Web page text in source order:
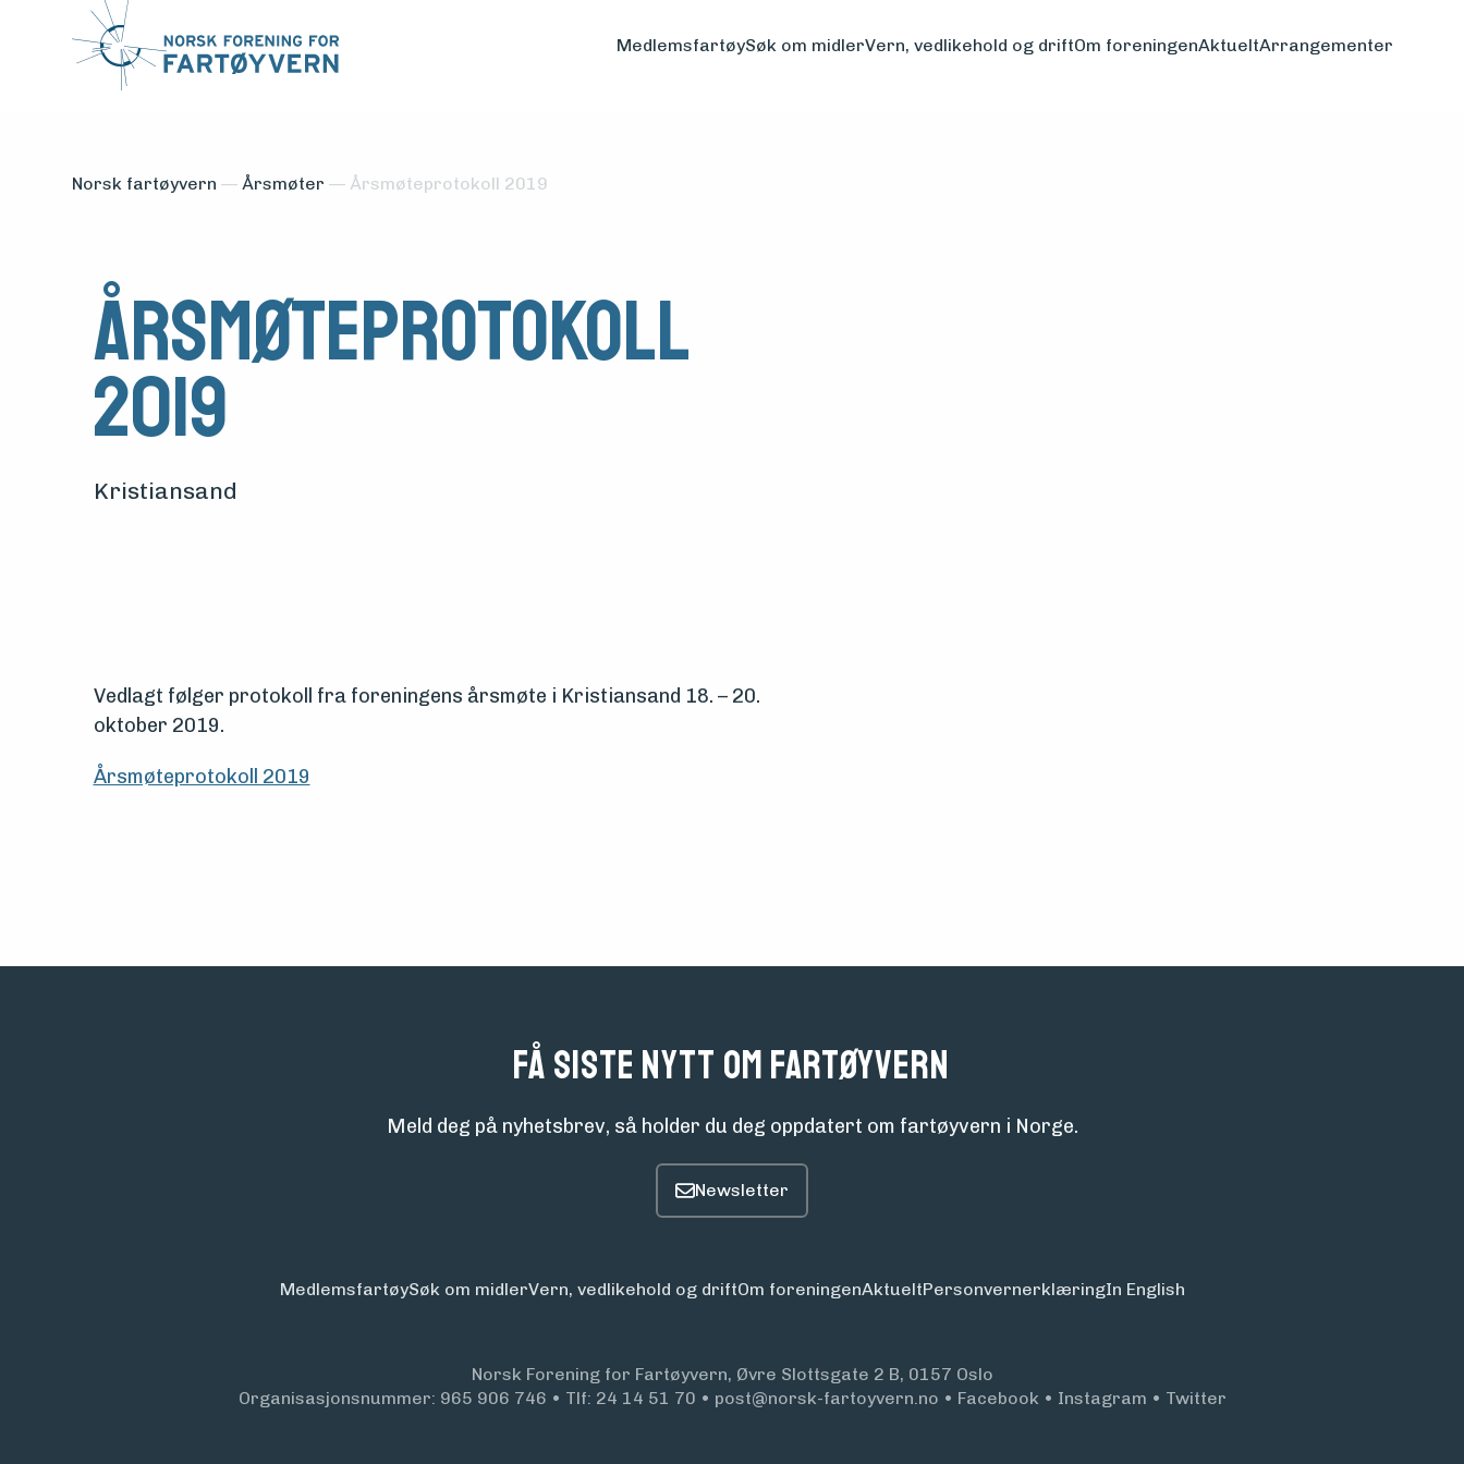
MedlemsfartøySøk om midlerVern, vedlikehold og driftOm foreningenAktueltArrangementer
Medlemsfartøy
Søk
foreningen
Norsk fartøyvern — Årsmøter — Årsmøteprotokoll 2019
Årsmøteprotokoll
2019
Kristiansand
Vedlagt følger protokoll fra foreningens årsmøte i Kristiansand 18. – 20.
oktober 2019.
Årsmøteprotokoll 2019
Få siste nytt om fartøyvern
Meld deg på nyhetsbrev, så holder du deg oppdatert om fartøyvern i Norge.
MedlemsfartøySøk om midlerVern, vedlikehold og driftOm foreningenAktueltPersonvern­erklæringIn English
Norsk Forening for Fartøyvern, Øvre Slottsgate 2 B, 0157 Oslo
Organisasjonsnummer: 965 906 746 • Tlf: 24 14 51 70 • post@norsk-fartoyvern.no • Facebook • Instagram • Twitter